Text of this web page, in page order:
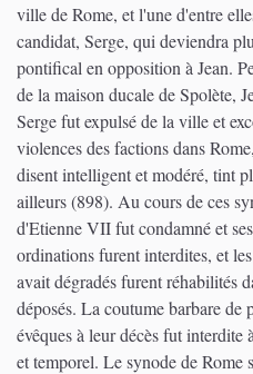
ville de Rome, et l'une d'entre
candidat, Serge, qui deviendra
pontifical en opposition à Jean.
de la maison ducale de Spolète,
Serge fut expulsé de la ville et
violences des factions dans
disent intelligent et modéré, tint
ailleurs (898). Au cours de ces
d'Etienne VII fut condamné et
ordinations furent interdites, et
avait dégradés furent réhabilités
déposés. La coutume barbare de
évêques à leur décès fut
et temporel. Le synode de Rome